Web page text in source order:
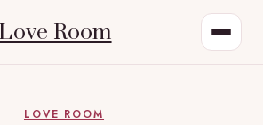
Room
LOVE ROOM